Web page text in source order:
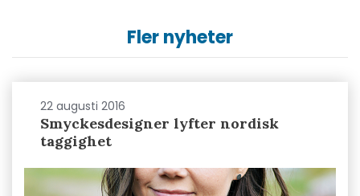
Fler nyheter
22 augusti 2016
Smyckesdesigner lyfter nordisk
taggighet